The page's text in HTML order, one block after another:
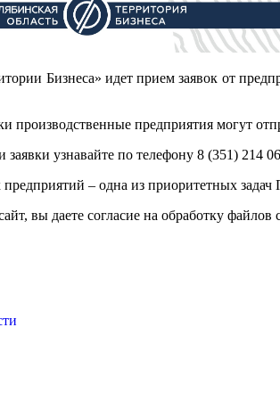
Бизнеса» идет прием заявок от
производственные предприятия могут
узнавайте по телефону 8 (351) 214
– одна из приоритетных задач
вы даете согласие на обработку файлов